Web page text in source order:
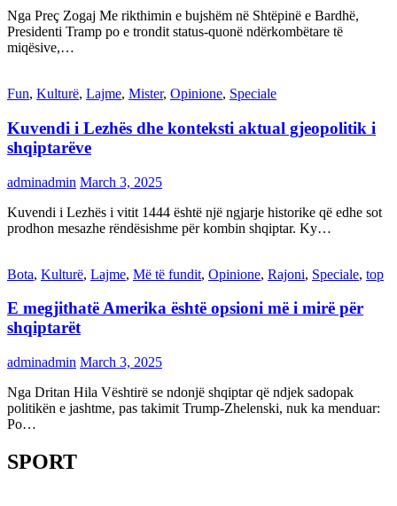
Nga Preç Zogaj Me rikthimin e bujshëm në Shtëpinë e Bardhë,
Presidenti Tramp po e trondit status-quonë ndërkombëtare të
miqësive,…
Fun, Kulturë, Lajme, Mister, Opinione, Speciale
Kuvendi i Lezhës dhe konteksti aktual gjeopolitik i
shqiptarëve
adminadmin March 3, 2025
Kuvendi i Lezhës i vitit 1444 është një ngjarje historike që edhe sot
prodhon mesazhe rëndësishme për kombin shqiptar. Ky…
Bota, Kulturë, Lajme, Më të fundit, Opinione, Rajoni, Speciale, top
E megjithatë Amerika është opsioni më i mirë për
shqiptarët
adminadmin March 3, 2025
Nga Dritan Hila Vështirë se ndonjë shqiptar që ndjek sadopak
politikën e jashtme, pas takimit Trump-Zhelenski, nuk ka menduar:
Po…
SPORT